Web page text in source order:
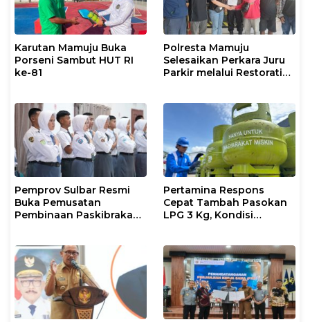
Karutan Mamuju Buka
Porseni Sambut HUT RI
ke-81
Polresta Mamuju
Selesaikan Perkara Juru
Parkir melalui Restorative
Pemprov Sulbar Resmi
Buka Pemusatan
Pembinaan Paskibraka
Pertamina Respons
Cepat Tambah Pasokan
LPG 3 Kg, Kondisi